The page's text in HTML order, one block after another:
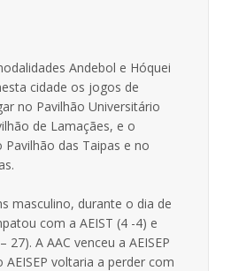
Andebol e Hóquei
cidade os jogos de
no Pavilhão Universitário
de Lamaçães, e o
das Taipas e no
masculino, durante o dia de
com a AEIST (4 -4) e
27). A AAC venceu a AEISEP
voltaria a perder com